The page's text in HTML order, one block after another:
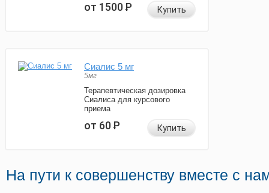
от 1500Р Купить
Сиалис 5 мг
5мг
Терапевтическая дозировка
Сиалиса для курсового
приема
от 60Р Купить
На пути к совершенству вместе с